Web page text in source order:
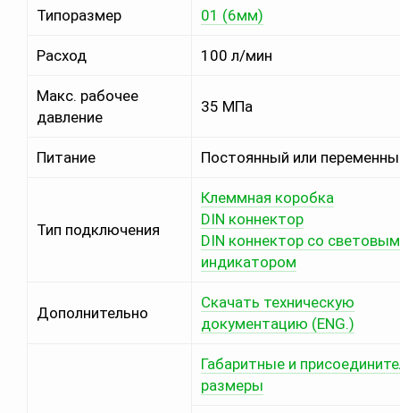
Типоразмер 01 (6мм)
Расход 100 л/мин
Макс. рабочее
давление
35 МПа
Питание Постоянный или
Тип подключения
Клеммная коробка
DIN коннектор
DIN коннектор со световым
индикатором
Дополнительно
Скачать техническую
документацию (ENG.)
Габаритные и
размеры